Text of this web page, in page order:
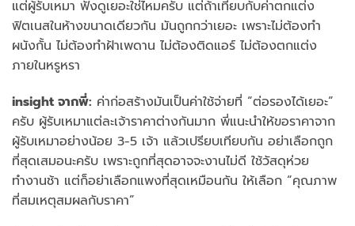
แต่ผู้รับเหมา ฟังดูเยอะใช่ไหมครับ แต่ถ้าเทียบกับค่าตกแต่ง
ฟิตเนสในห้างขนาดเดียวกัน มันถูกกว่าเยอะ เพราะไม่ต้องทำ
ผนังกั้น ไม่ต้องทำฝ้าเพดาน ไม่ต้องติดแอร์ ไม่ต้องตกแต่ง
ภายในหรูหรา
insight จากพี่: ค่าก่อสร้างมันเป็นค่าใช้จ่ายที่ “ต่อรองได้เยอะ”
ครับ ผู้รับเหมาแต่ละเจ้าราคาต่างกันมาก พี่แนะนำให้ขอราคาจาก
ผู้รับเหมาอย่างน้อย 3-5 เจ้า แล้วเปรียบเทียบกัน อย่าเลือกถูก
ที่สุดเสมอนะครับ เพราะถูกที่สุดอาจจะงานไม่ดี ใช้วัสดุห่วย
ทำงานช้า แต่ก็อย่าเลือกแพงที่สุดเหมือนกัน ให้เลือก “คุณภาพ
ที่สมเหตุสมผลกับราคา”